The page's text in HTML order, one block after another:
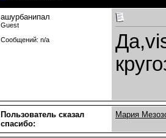
ашурбанипал
Guest
Сообщений: n/a
Пользователь сказал
cпасибо:
Мария